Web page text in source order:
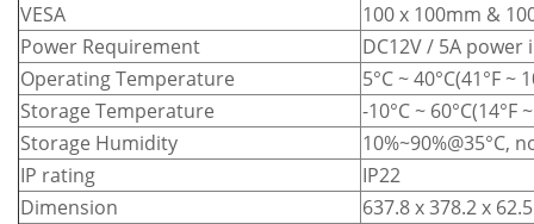
VESA
100 x 100mm &
Power Requirement
DC12V / 5A power
Operating Temperature
5°C ~ 40°C(41°F ~
Storage Temperature
-10°C ~ 60°C(14°F
Storage Humidity
10%~90%@35°C,
IP rating
IP22
Dimension
637.8 x 378.2 x